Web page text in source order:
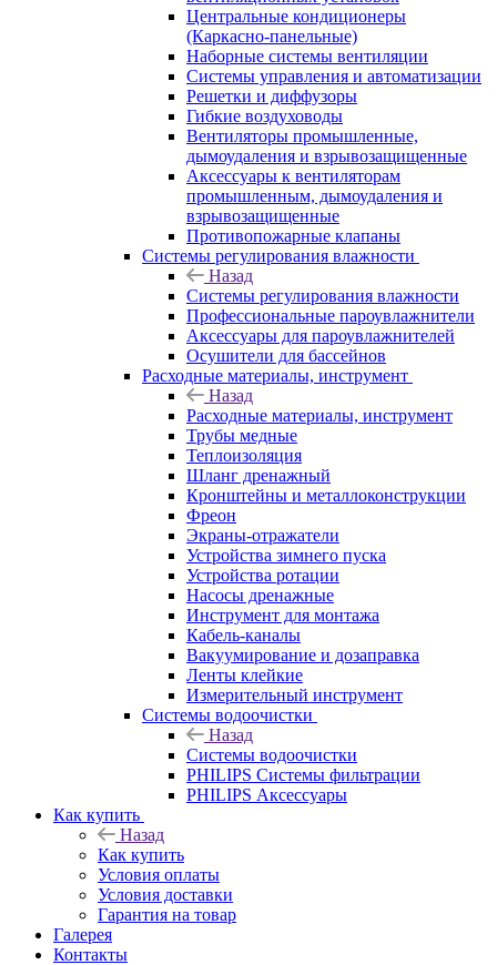
Центральные кондиционеры
(Каркасно-панельные)
Наборные системы вентиляции
Системы управления и автоматизации
Решетки и диффузоры
Гибкие воздуховоды
Вентиляторы промышленные,
дымоудаления и взрывозащищенные
Аксессуары к вентиляторам
промышленным, дымоудаления и
взрывозащищенные
Противопожарные клапаны
Системы регулирования влажности
Назад
Системы регулирования влажности
Профессиональные пароувлажнители
Аксессуары для пароувлажнителей
Осушители для бассейнов
Расходные материалы, инструмент
Назад
Расходные материалы, инструмент
Трубы медные
Теплоизоляция
Шланг дренажный
Кронштейны и металлоконструкции
Фреон
Экраны-отражатели
Устройства зимнего пуска
Устройства ротации
Насосы дренажные
Инструмент для монтажа
Кабель-каналы
Вакуумирование и дозаправка
Ленты клейкие
Измерительный инструмент
Системы водоочистки
Назад
Системы водоочистки
PHILIPS Системы фильтрации
PHILIPS Аксессуары
Как купить
Назад
Как купить
Условия оплаты
Условия доставки
Гарантия на товар
Галерея
Контакты